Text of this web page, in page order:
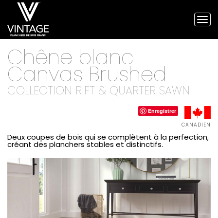
Chêne blanc
CanvasBrushed
COLLECTION RIFT & QUARTER SAWN
Enregistrer
CANADIEN
Deux coupes de bois qui se complètent à la perfection,
créant des planchers stables et distinctifs.
Planchers
de
bois
franc
Vintage
et